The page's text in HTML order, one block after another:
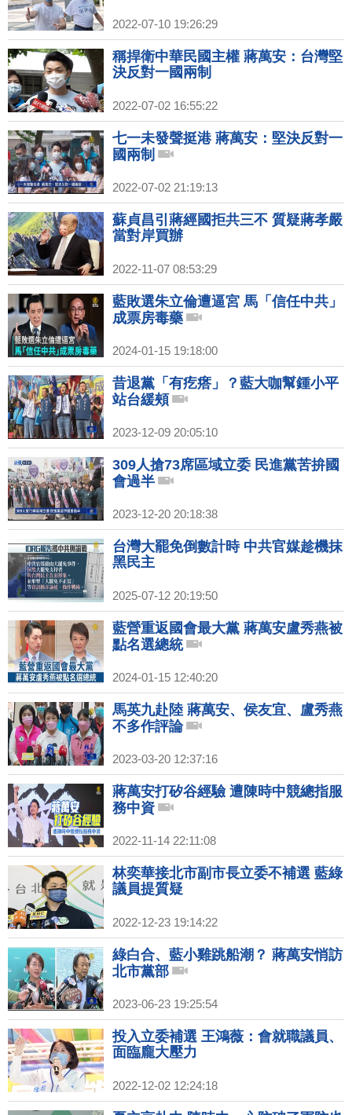
2022-07-10 19:26:29
稱捍衛中華民國主權 蔣萬安：台灣堅
決反對一國兩制
2022-07-02 16:55:22
七一未發聲挺港 蔣萬安：堅決反對一
國兩制
2022-07-02 21:19:13
蘇貞昌引蔣經國拒共三不 質疑蔣孝嚴
當對岸買辦
2022-11-07 08:53:29
藍敗選朱立倫遭逼宮 馬「信任中共」
成票房毒藥
2024-01-15 19:18:00
昔退黨「有疙瘩」？藍大咖幫鍾小平
站台緩頰
2023-12-09 20:05:10
309人搶73席區域立委 民進黨苦拚國
會過半
2023-12-20 20:18:38
台灣大罷免倒數計時 中共官媒趁機抹
黑民主
2025-07-12 20:19:50
藍營重返國會最大黨 蔣萬安盧秀燕被
點名選總統
2024-01-15 12:40:20
馬英九赴陸 蔣萬安、侯友宜、盧秀燕
不多作評論
2023-03-20 12:37:16
蔣萬安打矽谷經驗 遭陳時中競總指服
務中資
2022-11-14 22:11:08
林奕華接北市副市長立委不補選 藍綠
議員提質疑
2022-12-23 19:14:22
綠白合、藍小雞跳船潮？ 蔣萬安悄訪
北市黨部
2023-06-23 19:25:54
投入立委補選 王鴻薇：會就職議員、
面臨龐大壓力
2022-12-02 12:24:18